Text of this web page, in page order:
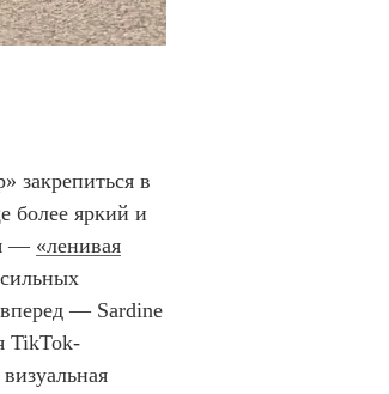
закрепиться в
более яркий и
— «ленивая
вперед — Sardine
TikTok-